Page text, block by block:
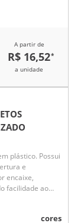
A partir de
R$ 16,52*
a unidade
plástico. Possui
e
encaixe,
facilidade ao
cores